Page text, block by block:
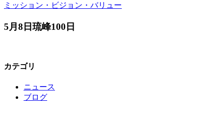
ミッション・ビジョン・バリュー
5月8日琉峰100日
カテゴリ
ニュース
ブログ